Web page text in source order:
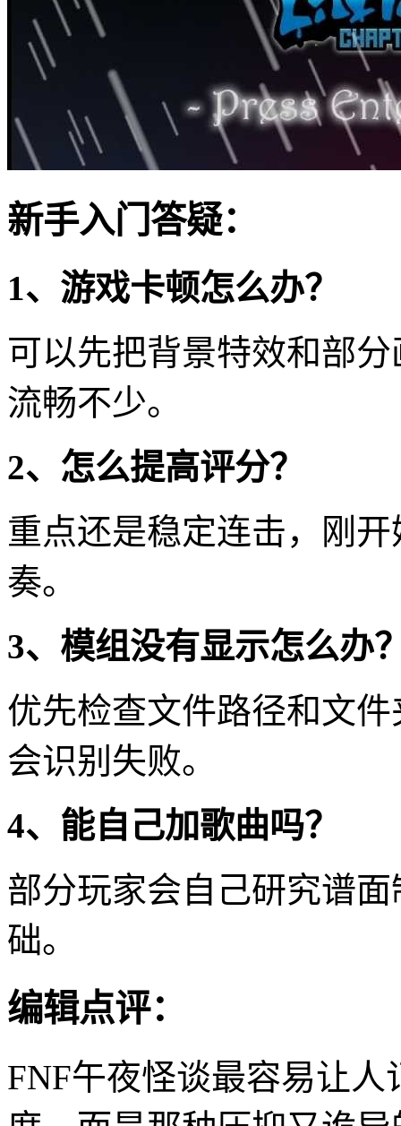
新手入门答疑：
1、游戏卡顿怎么办？
可以先把背景特效和部
流畅不少。
2、怎么提高评分？
重点还是稳定连击，刚
奏。
3、模组没有显示怎么办
优先检查文件路径和文
会识别失败。
4、能自己加歌曲吗？
部分玩家会自己研究谱
础。
编辑点评：
FNF午夜怪谈最容易让